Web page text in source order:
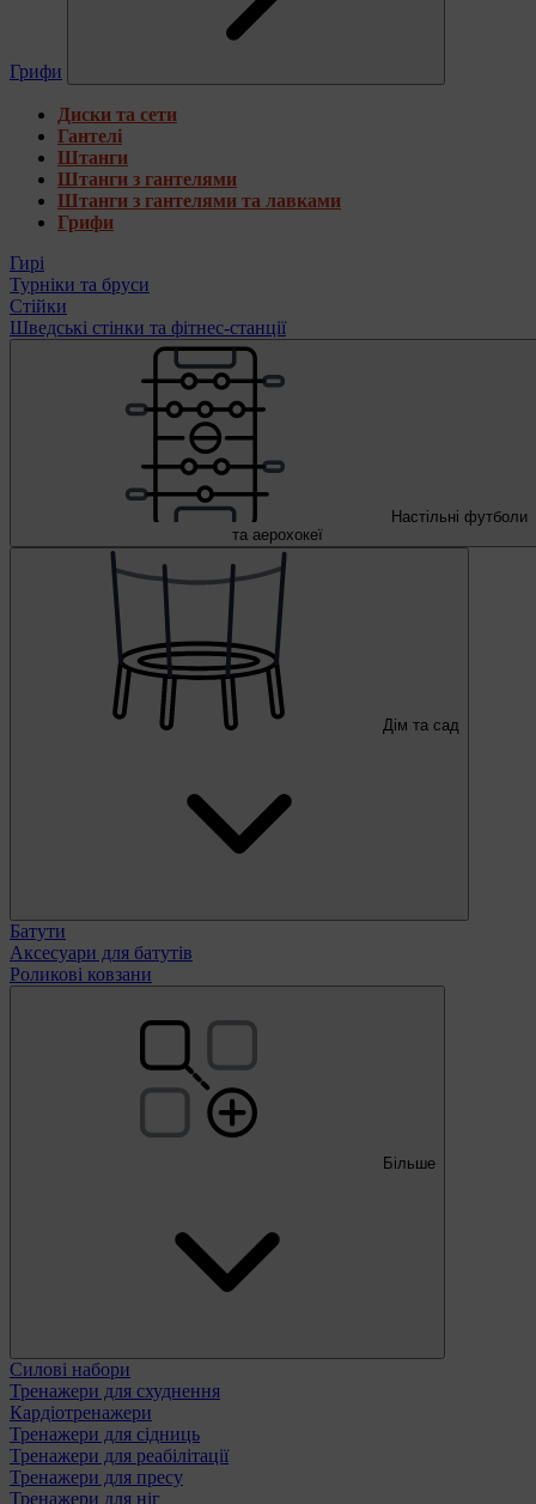
Грифи
Диски та сети
Гантелі
Штанги
Штанги з гантелями
Штанги з гантелями та лавками
Грифи
Гирі
Турніки та бруси
Стійки
Шведські стінки та фітнес-станції
Настільні футболи
та аерохокеї
Дім та сад
Батути
Аксесуари для батутів
Роликові ковзани
Більше
Силові набори
Тренажери для схуднення
Кардіотренажери
Тренажери для сідниць
Тренажери для реабілітації
Тренажери для пресу
Тренажери для ніг